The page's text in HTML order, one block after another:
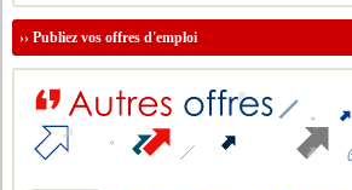
››Publiez vos offres d'emploi